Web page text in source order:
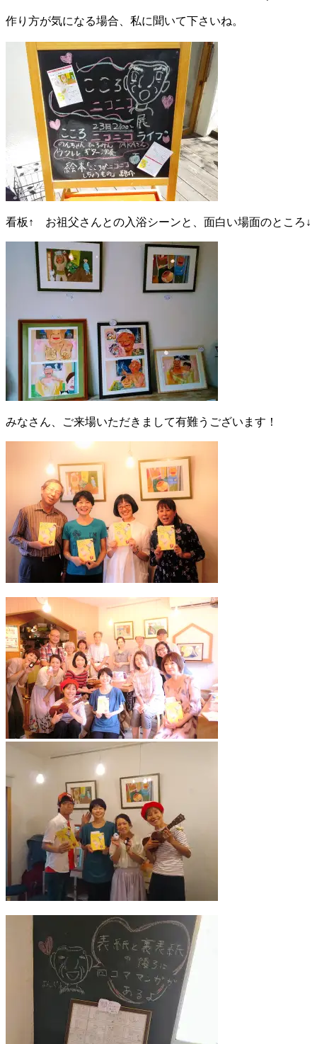
作り方が気になる場合、私に聞いて下さいね。
看板↑ お祖父さんとの入浴シーンと、面白い場面のところ↓
みなさん、ご来場いただきまして有難うございます！